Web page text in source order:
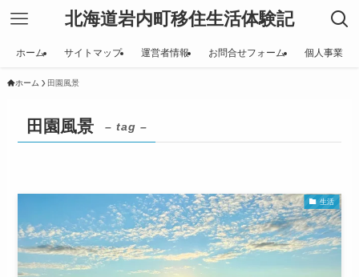
北海道岩内町移住生活体験記
ホーム サイトマップ 運営者情報 お問合せフォーム 個人事業
ホーム 田園風景
田園風景 – tag –
生活